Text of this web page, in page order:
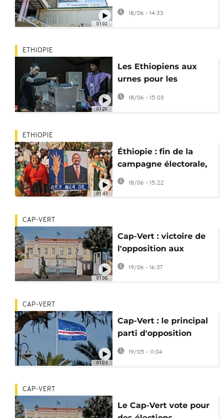
01:02
des élections
18/06 - 14:33
01:20
ETHIOPIE
Les Ethiopiens aux
urnes pour les
élections législatives
18/06 - 15:03
01:47
ETHIOPIE
Éthiopie : fin de la
campagne électorale,
le parti d'Abiy Ahmed
grand favori
18/06 - 15:22
01:08
CAP-VERT
Cap-Vert : victoire de
l'opposition aux
élections législatives
19/06 - 16:37
01:03
CAP-VERT
Cap-Vert : le principal
parti d'opposition
remporte les
législatives
19/05 - 11:04
CAP-VERT
Le Cap-Vert vote pour